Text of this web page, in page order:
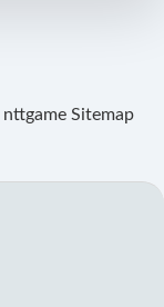
nttgame Sitemap